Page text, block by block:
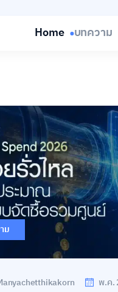
Home บทความ
ม
พ.ค.